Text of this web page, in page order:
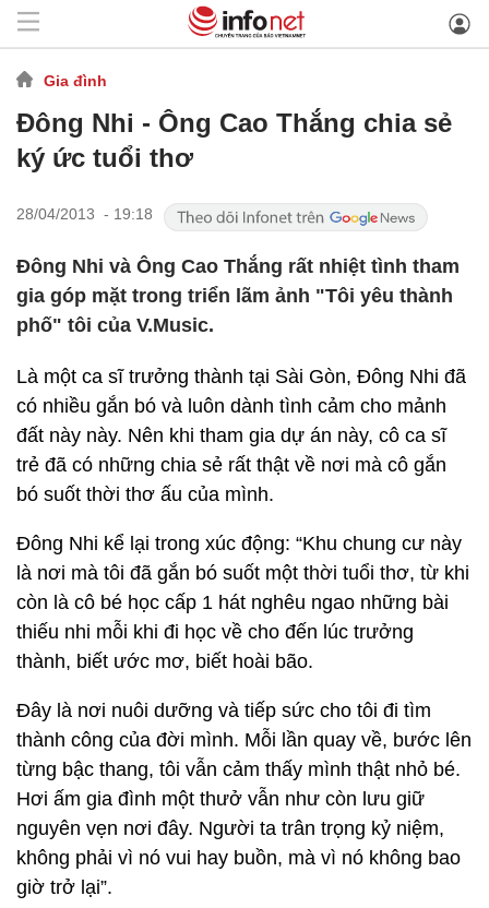
Gia đình
Đông Nhi - Ông Cao Thắng chia sẻ
ký ức tuổi thơ
28/04/2013 - 19:18
Đông Nhi và Ông Cao Thắng rất nhiệt tình tham
gia góp mặt trong triển lãm ảnh "Tôi yêu thành
phố" tôi của V.Music.
Là một ca sĩ trưởng thành tại Sài Gòn, Đông Nhi đã
có nhiều gắn bó và luôn dành tình cảm cho mảnh
đất này này. Nên khi tham gia dự án này, cô ca sĩ
trẻ đã có những chia sẻ rất thật về nơi mà cô gắn
bó suốt thời thơ ấu của mình.
Đông Nhi kể lại trong xúc động: “Khu chung cư này
là nơi mà tôi đã gắn bó suốt một thời tuổi thơ, từ khi
còn là cô bé học cấp 1 hát nghêu ngao những bài
thiếu nhi mỗi khi đi học về cho đến lúc trưởng
thành, biết ước mơ, biết hoài bão.
Đây là nơi nuôi dưỡng và tiếp sức cho tôi đi tìm
thành công của đời mình. Mỗi lần quay về, bước lên
từng bậc thang, tôi vẫn cảm thấy mình thật nhỏ bé.
Hơi ấm gia đình một thưở vẫn như còn lưu giữ
nguyên vẹn nơi đây. Người ta trân trọng kỷ niệm,
không phải vì nó vui hay buồn, mà vì nó không bao
giờ trở lại”.